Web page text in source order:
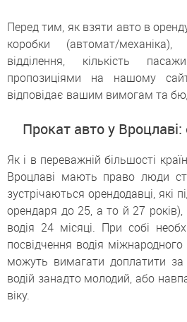
Перед тим, як взяти авто в
коробки (автомат/механіка),
відділення, кількість
пропозиціями на нашому
відповідає вашим вимогам та
Прокат авто у Вроцлаві:
Як і в переважній більшості
Вроцлаві мають право люди
зустрічаються орендодавці, які
орендаря до 25, а то й 27
водія 24 місяці. При собі
посвідчення водія
можуть вимагати доплатити
водій занадто молодий, або
віку.